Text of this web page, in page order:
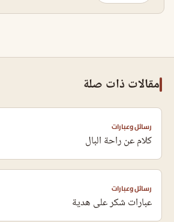
مقالات ذات صلة
رسائل وعبارات
كلام عن راحة البال
رسائل وعبارات
عبارات شكر على هدية